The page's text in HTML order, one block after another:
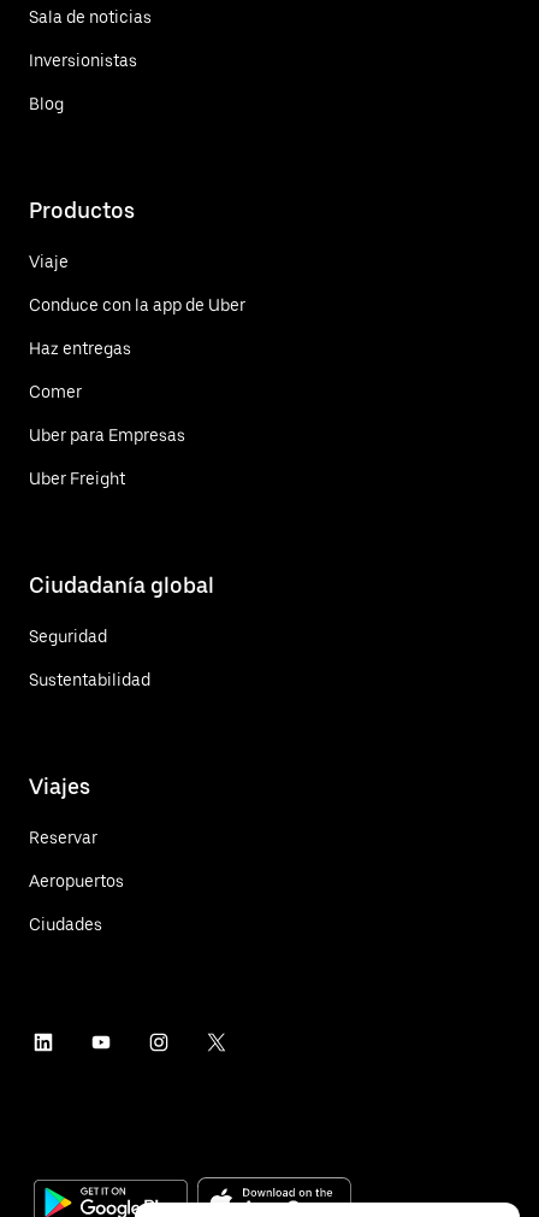
Sala de noticias
Inversionistas
Blog
Productos
Viaje
Conduce con la app de Uber
Haz entregas
Comer
Uber para Empresas
Uber Freight
Ciudadanía global
Seguridad
Sustentabilidad
Viajes
Reservar
Aeropuertos
Ciudades